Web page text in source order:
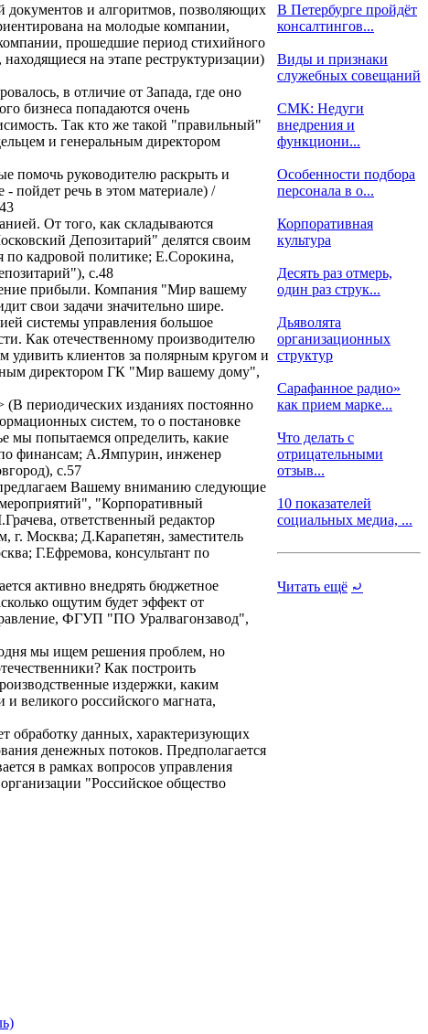
документов и алгоритмов, позволяющих
на молодые компании,
прошедшие период стихийного
на этапе реструктуризации)
в отличие от Запада, где оно
бизнеса попадаются очень
Так кто же такой "правильный"
и генеральным директором
помочь руководителю раскрыть и
пойдет речь в этом материале) /
От того, как складываются
Депозитарий" делятся своим
по кадровой политике; Е.Сорокина,
с.48
прибыли. Компания "Мир вашему
свои задачи значительно шире.
системы управления большое
Как отечественному производителю
удивить клиентов за полярным кругом и
директором ГК "Мир вашему дому",
(В периодических изданиях постоянно
систем, то о постановке
мы попытаемся определить, какие
по финансам; А.Ямпурин, инженер
с.57
Вашему вниманию следующие
"Корпоративный
ответственный редактор
г. Москва; Д.Карапетян, заместитель
Г.Ефремова, консультант по
активно внедрять бюджетное
ощутим будет эффект от
ФГУП "ПО Уралвагонзавод",
мы ищем решения проблем, но
Как построить
издержки, каким
великого российского магната,
обработку данных, характеризующих
денежных потоков. Предполагается
в рамках вопросов управления
"Российское общество
В Петербурге пройдёт
консалтингов...
Виды и признаки
служебных совещаний
СМК: Недуги
внедрения и
функциони...
Особенности подбора
персонала в о...
Корпоративная
культура
Десять раз отмерь,
один раз струк...
Дьяволята
организационных
структур
Сарафанное радио»
как прием марке...
Что делать с
отрицательными
отзыв...
10 показателей
социальных медиа, ...
Читать ещё ⤾